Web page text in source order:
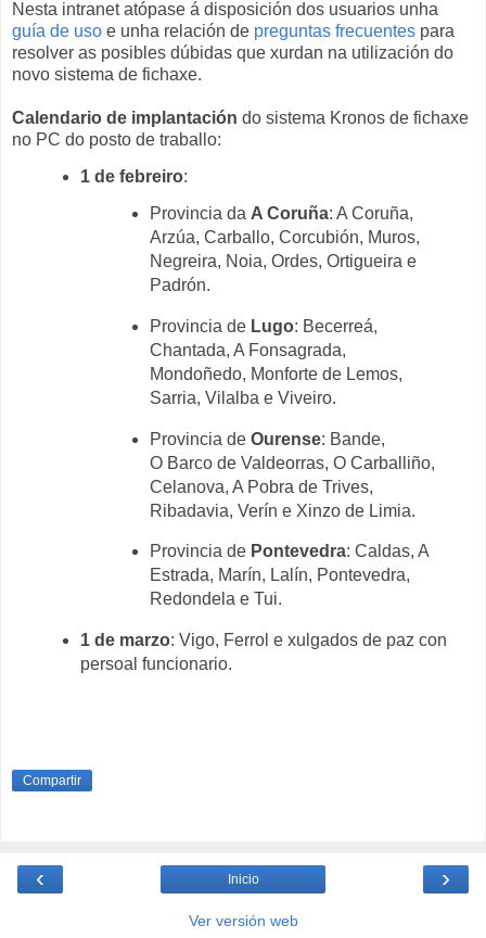
Nesta intranet atópase á disposición dos usuarios unha
guía de uso e unha relación de preguntas frecuentes para
resolver as posibles dúbidas que xurdan na utilización do
novo sistema de fichaxe.
Calendario de implantación do sistema Kronos de fichaxe
no PC do posto de traballo:
1 de febreiro:
Provincia da A Coruña: A Coruña,
Arzúa, Carballo, Corcubión, Muros,
Negreira, Noia, Ordes, Ortigueira e
Padrón.
Provincia de Lugo: Becerreá,
Chantada, A Fonsagrada,
Mondoñedo, Monforte de Lemos,
Sarria, Vilalba e Viveiro.
Provincia deOurense: Bande,
O Barco de Valdeorras, O Carballiño,
Celanova, A Pobra de Trives,
Ribadavia, Verín e Xinzo de Limia.
Provincia de Pontevedra: Caldas, A
Estrada, Marín, Lalín, Pontevedra,
Redondela e Tui.
1 de marzo: Vigo, Ferrol e xulgados de paz con
persoal funcionario.
Compartir
‹ ›
Inicio
Ver versión web